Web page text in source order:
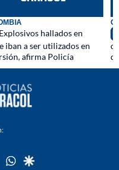
Explosivos hallados en
iban a ser utilizados en
afirma Policía
twitterwhatsapp
google